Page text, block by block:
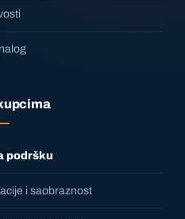
podršku
i saobraznost